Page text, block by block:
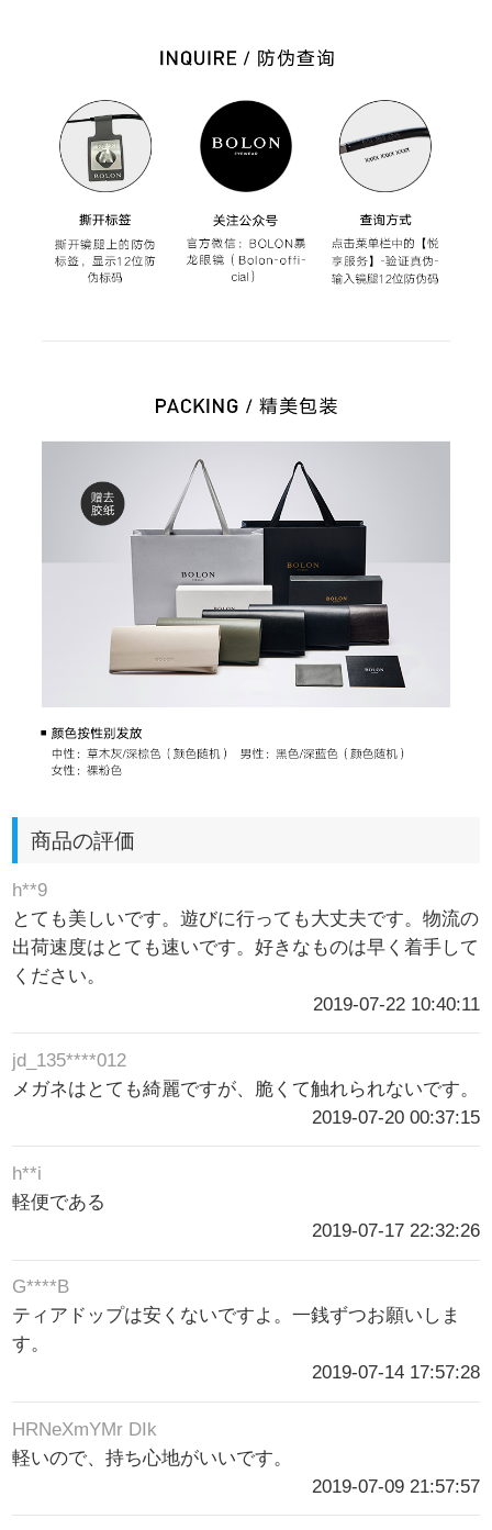
商品の評価
h**9
とても美しいです。遊びに行っても大丈夫です。物流の
出荷速度はとても速いです。好きなものは早く着手して
ください。
2019-07-22 10:40:11
jd_135****012
メガネはとても綺麗ですが、脆くて触れられないです。
2019-07-20 00:37:15
h**i
軽便である
2019-07-17 22:32:26
G****B
ティアドップは安くないですよ。一銭ずつお願いしま
す。
2019-07-14 17:57:28
HRNeXmYMr DIk
軽いので、持ち心地がいいです。
2019-07-09 21:57:57